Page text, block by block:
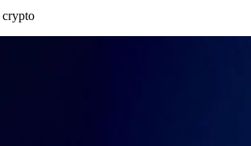
crypto